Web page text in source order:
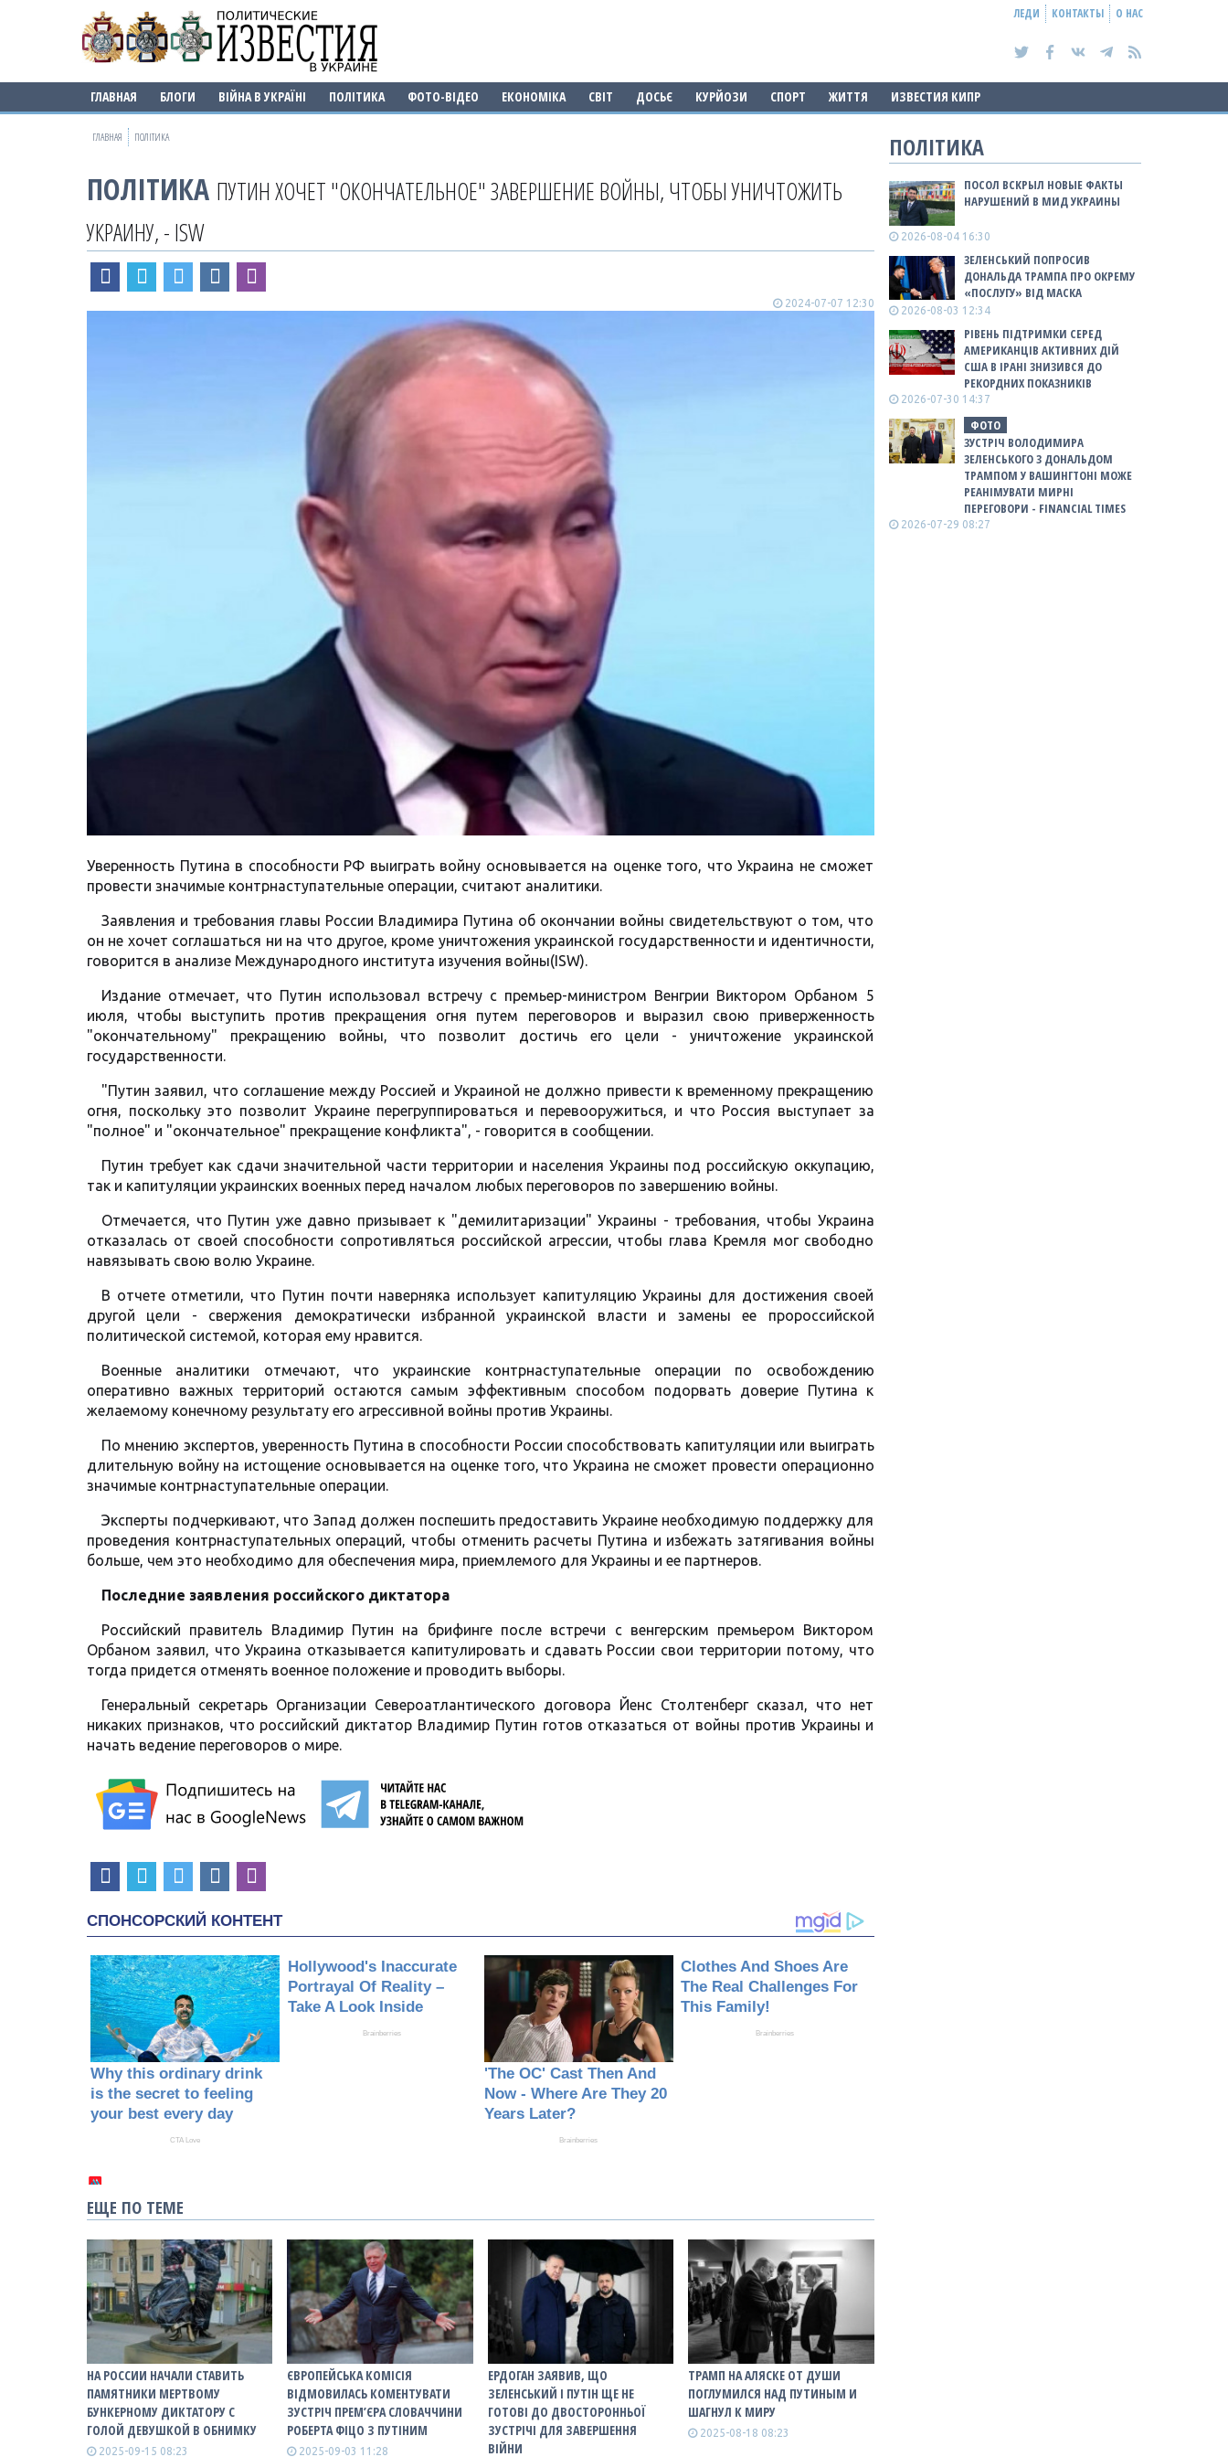
ЛЕДИ КОНТАКТЫ О НАС
ГЛАВНАЯ БЛОГИ ВІЙНА В УКРАЇНІ ПОЛІТИКА ФОТО-ВІДЕО ЕКОНОМІКА СВІТ ДОСЬЄ КУРЙОЗИ СПОРТ ЖИТТЯ ИЗВЕСТИЯ КИПР
ГЛАВНАЯ ПОЛІТИКА
ПОЛІТИКА ПУТИН ХОЧЕТ "ОКОНЧАТЕЛЬНОЕ" ЗАВЕРШЕНИЕ ВОЙНЫ, ЧТОБЫ УНИЧТОЖИТЬ
УКРАИНУ, - ISW
2024-07-07 12:30
Уверенность Путина в способности РФ выиграть войну основывается на оценке того, что Украина не сможет
провести значимые контрнаступательные операции, считают аналитики.
Заявления и требования главы России Владимира Путина об окончании войны свидетельствуют о том, что
он не хочет соглашаться ни на что другое, кроме уничтожения украинской государственности и идентичности,
говорится в анализе Международного института изучения войны(ISW).
Издание отмечает, что Путин использовал встречу с премьер-министром Венгрии Виктором Орбаном 5
июля, чтобы выступить против прекращения огня путем переговоров и выразил свою приверженность
"окончательному" прекращению войны, что позволит достичь его цели - уничтожение украинской
государственности.
"Путин заявил, что соглашение между Россией и Украиной не должно привести к временному прекращению
огня, поскольку это позволит Украине перегруппироваться и перевооружиться, и что Россия выступает за
"полное" и "окончательное" прекращение конфликта", - говорится в сообщении.
Путин требует как сдачи значительной части территории и населения Украины под российскую оккупацию,
так и капитуляции украинских военных перед началом любых переговоров по завершению войны.
Отмечается, что Путин уже давно призывает к "демилитаризации" Украины - требования, чтобы Украина
отказалась от своей способности сопротивляться российской агрессии, чтобы глава Кремля мог свободно
навязывать свою волю Украине.
В отчете отметили, что Путин почти наверняка использует капитуляцию Украины для достижения своей
другой цели - свержения демократически избранной украинской власти и замены ее пророссийской
политической системой, которая ему нравится.
Военные аналитики отмечают, что украинские контрнаступательные операции по освобождению
оперативно важных территорий остаются самым эффективным способом подорвать доверие Путина к
желаемому конечному результату его агрессивной войны против Украины.
По мнению экспертов, уверенность Путина в способности России способствовать капитуляции или выиграть
длительную войну на истощение основывается на оценке того, что Украина не сможет провести операционно
значимые контрнаступательные операции.
Эксперты подчеркивают, что Запад должен поспешить предоставить Украине необходимую поддержку для
проведения контрнаступательных операций, чтобы отменить расчеты Путина и избежать затягивания войны
больше, чем это необходимо для обеспечения мира, приемлемого для Украины и ее партнеров.
Последние заявления российского диктатора
Российский правитель Владимир Путин на брифинге после встречи с венгерским премьером Виктором
Орбаном заявил, что Украина отказывается капитулировать и сдавать России свои территории потому, что
тогда придется отменять военное положение и проводить выборы.
Генеральный секретарь Организации Североатлантического договора Йенс Столтенберг сказал, что нет
никаких признаков, что российский диктатор Владимир Путин готов отказаться от войны против Украины и
начать ведение переговоров о мире.
ЕЩЕ ПО ТЕМЕ
НА РОССИИ НАЧАЛИ СТАВИТЬ
ПАМЯТНИКИ МЕРТВОМУ
БУНКЕРНОМУ ДИКТАТОРУ С
ГОЛОЙ ДЕВУШКОЙ В ОБНИМКУ
2025-09-15 08:23
ЄВРОПЕЙСЬКА КОМІСІЯ
ВІДМОВИЛАСЬ КОМЕНТУВАТИ
ЗУСТРІЧ ПРЕМ’ЄРА СЛОВАЧЧИНИ
РОБЕРТА ФІЦО З ПУТІНИМ
2025-09-03 11:28
ЕРДОГАН ЗАЯВИВ, ЩО
ЗЕЛЕНСЬКИЙ І ПУТІН ЩЕ НЕ
ГОТОВІ ДО ДВОСТОРОННЬОЇ
ЗУСТРІЧІ ДЛЯ ЗАВЕРШЕННЯ
ВІЙНИ
ТРАМП НА АЛЯСКЕ ОТ ДУШИ
ПОГЛУМИЛСЯ НАД ПУТИНЫМ И
ШАГНУЛ К МИРУ
2025-08-18 08:23
ПОЛІТИКА
ПОСОЛ ВСКРЫЛ НОВЫЕ ФАКТЫ
НАРУШЕНИЙ В МИД УКРАИНЫ
2026-08-04 16:30
ЗЕЛЕНСЬКИЙ ПОПРОСИВ
ДОНАЛЬДА ТРАМПА ПРО ОКРЕМУ
«ПОСЛУГУ» ВІД МАСКА
2026-08-03 12:34
РІВЕНЬ ПІДТРИМКИ СЕРЕД
АМЕРИКАНЦІВ АКТИВНИХ ДІЙ
США В ІРАНІ ЗНИЗИВСЯ ДО
РЕКОРДНИХ ПОКАЗНИКІВ
2026-07-30 14:37
ФОТО
ЗУСТРІЧ ВОЛОДИМИРА
ЗЕЛЕНСЬКОГО З ДОНАЛЬДОМ
ТРАМПОМ У ВАШИНГТОНІ МОЖЕ
РЕАНІМУВАТИ МИРНІ
ПЕРЕГОВОРИ - FINANCIAL TIMES
2026-07-29 08:27